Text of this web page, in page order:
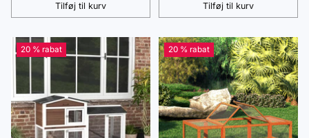
udendørs, grå og sort
Tilføj til kurv
Antal
Tilføj til kurv
Antal
20 % rabat 20 % rabat